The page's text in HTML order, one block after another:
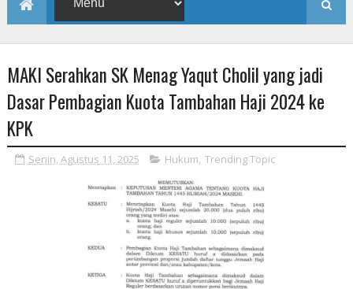
MAKI Serahkan SK Menag Yaqut Cholil yang jadi
Dasar Pembagian Kuota Tambahan Haji 2024 ke
KPK
Senin, Agustus 11, 2025 Hukum, Trending Topic